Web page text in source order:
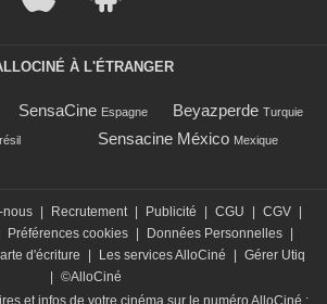
À L'ÉTRANGER
SensaCine Espagne Beyazperde Turquie
Sensacine México Mexique
nous | Recrutement | Publicité | CGU | CGV |
Préférences cookies | Données Personnelles |
d'écriture | Les services AlloCiné | Gérer Utiq
| ©AlloCiné
et infos de votre cinéma sur le numéro AlloCiné :